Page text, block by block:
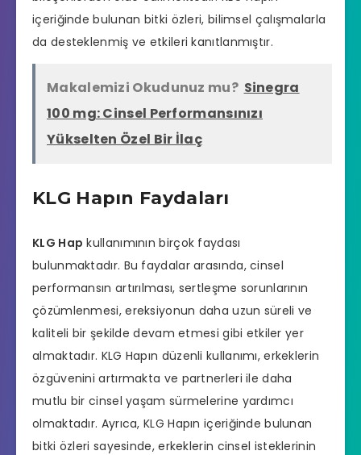
içeriğinde bulunan bitki özleri, bilimsel çalışmalarla
da desteklenmiş ve etkileri kanıtlanmıştır.
Makalemizi Okudunuz mu? Sinegra
100 mg: Cinsel Performansınızı
Yükselten Özel Bir İlaç
KLG Hapın Faydaları
KLG Hap kullanımının birçok faydası
bulunmaktadır. Bu faydalar arasında, cinsel
performansın artırılması, sertleşme sorunlarının
çözümlenmesi, ereksiyonun daha uzun süreli ve
kaliteli bir şekilde devam etmesi gibi etkiler yer
almaktadır. KLG Hapın düzenli kullanımı, erkeklerin
özgüvenini artırmakta ve partnerleri ile daha
mutlu bir cinsel yaşam sürmelerine yardımcı
olmaktadır. Ayrıca, KLG Hapın içeriğinde bulunan
bitki özleri sayesinde, erkeklerin cinsel isteklerinin